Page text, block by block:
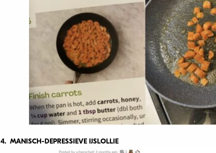
4. MANISCH-DEPRESSIEVE IJSLOLLIE